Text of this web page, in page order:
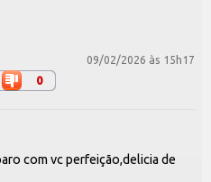
09/02/2026 às 15h17
0
com vc perfeição,delicia de